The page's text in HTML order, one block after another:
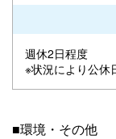
週休2日程度
※状況により公休
■環境・その他